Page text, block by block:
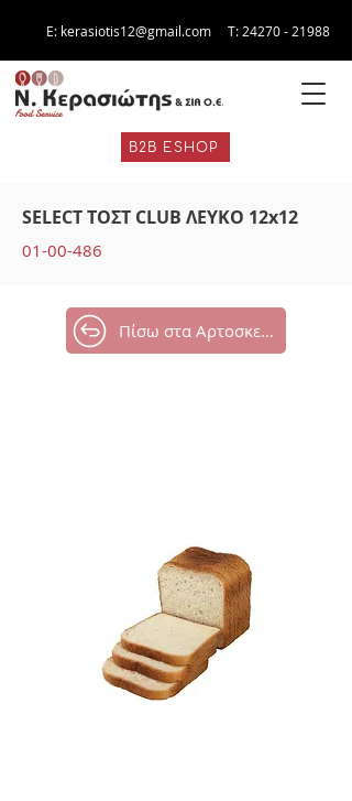
E: kerasiotis12@gmail.com Τ: 24270 - 21988
B2B ESHOP
SELECT ΤΟΣΤ CLUB ΛΕΥΚΟ 12x12
01-00-486
Πίσω στα Αρτοσκευάσματα